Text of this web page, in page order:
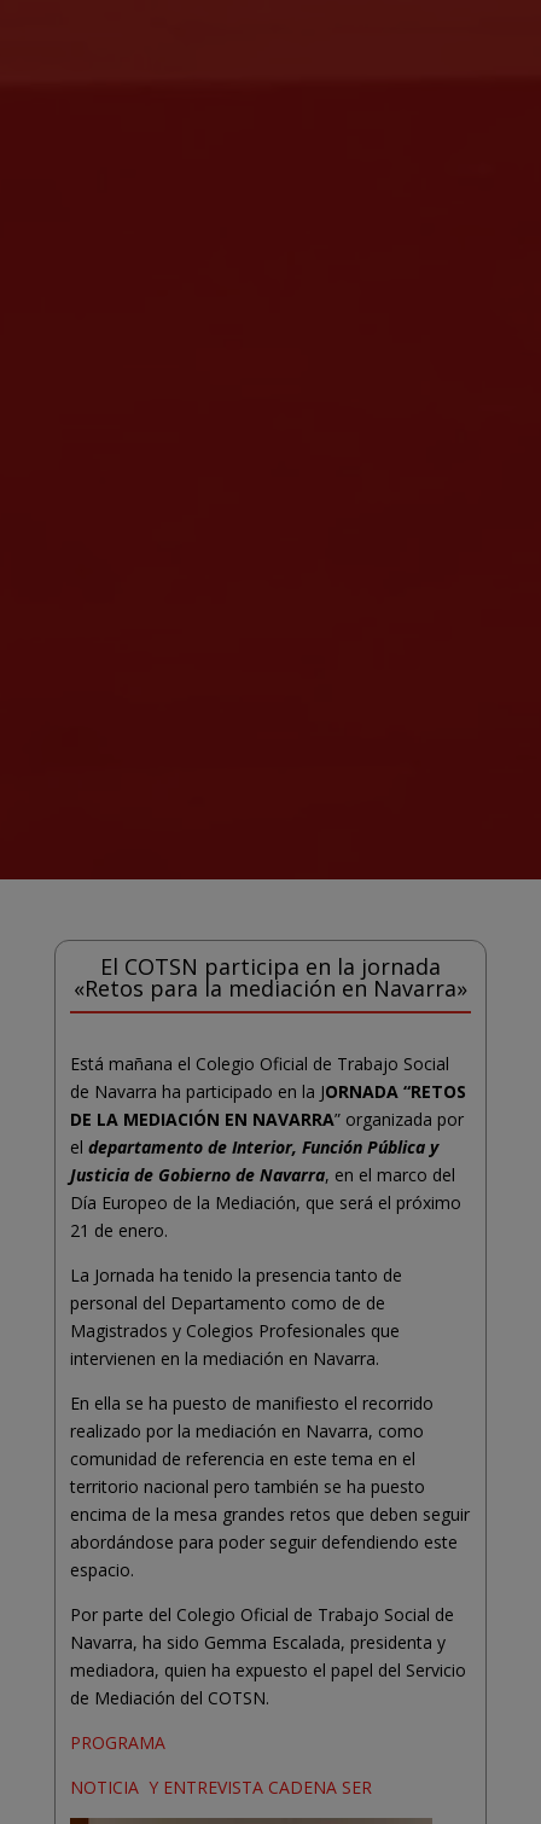
El COTSN participa en la jornada
«Retos para la mediación en Navarra»
Está mañana el Colegio Oficial de Trabajo Social
de Navarra ha participado en la JORNADA “RETOS
DE LA MEDIACIÓN EN NAVARRA” organizada por
el departamento de Interior, Función Pública y
Justicia de Gobierno de Navarra, en el marco del
Día Europeo de la Mediación, que será el próximo
21 de enero.
La Jornada ha tenido la presencia tanto de
personal del Departamento como de de
Magistrados y Colegios Profesionales que
intervienen en la mediación en Navarra.
En ella se ha puesto de manifiesto el recorrido
realizado por la mediación en Navarra, como
comunidad de referencia en este tema en el
territorio nacional pero también se ha puesto
encima de la mesa grandes retos que deben seguir
abordándose para poder seguir defendiendo este
espacio.
Por parte del Colegio Oficial de Trabajo Social de
Navarra, ha sido Gemma Escalada, presidenta y
mediadora, quien ha expuesto el papel del Servicio
de Mediación del COTSN.
PROGRAMA
NOTICIA Y ENTREVISTA CADENA SER